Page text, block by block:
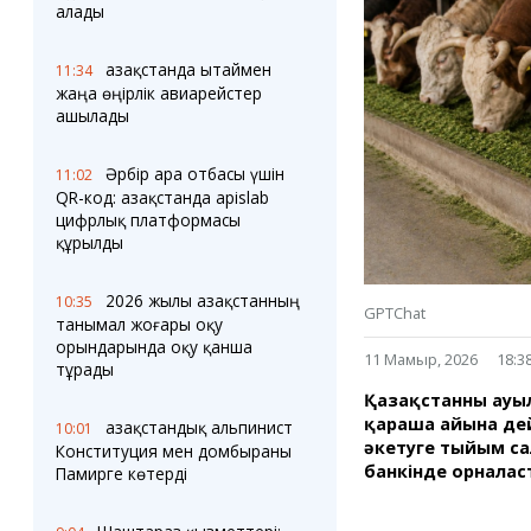
Аптаның коллажы
Ешкин жұлдыз
Тығындар
Қарағанды Картасы
Ұйымдар
Менің учаскелік
Жолдарды жабу
Медиа
Фото
Бейне
Timelapse
Қызметтер
Аудармашы
алады
11:34
Қазақстанда Қытаймен
жаңа өңірлік авиарейстер
ашылады
11:02
Әрбір ара отбасы үшін
QR-код: Қазақстанда apislab
цифрлық платформасы
құрылды
10:35
2026 жылы Қазақстанның
танымал жоғары оқу
орындарында оқу қанша
тұрады
10:01
Қазақстандық альпинист
Конституция мен домбыраны
Памирге көтерді
GPTChat
11 Мамыр, 2026
Қазақстанның
қараша айына
әкетуге тыйым
банкінде